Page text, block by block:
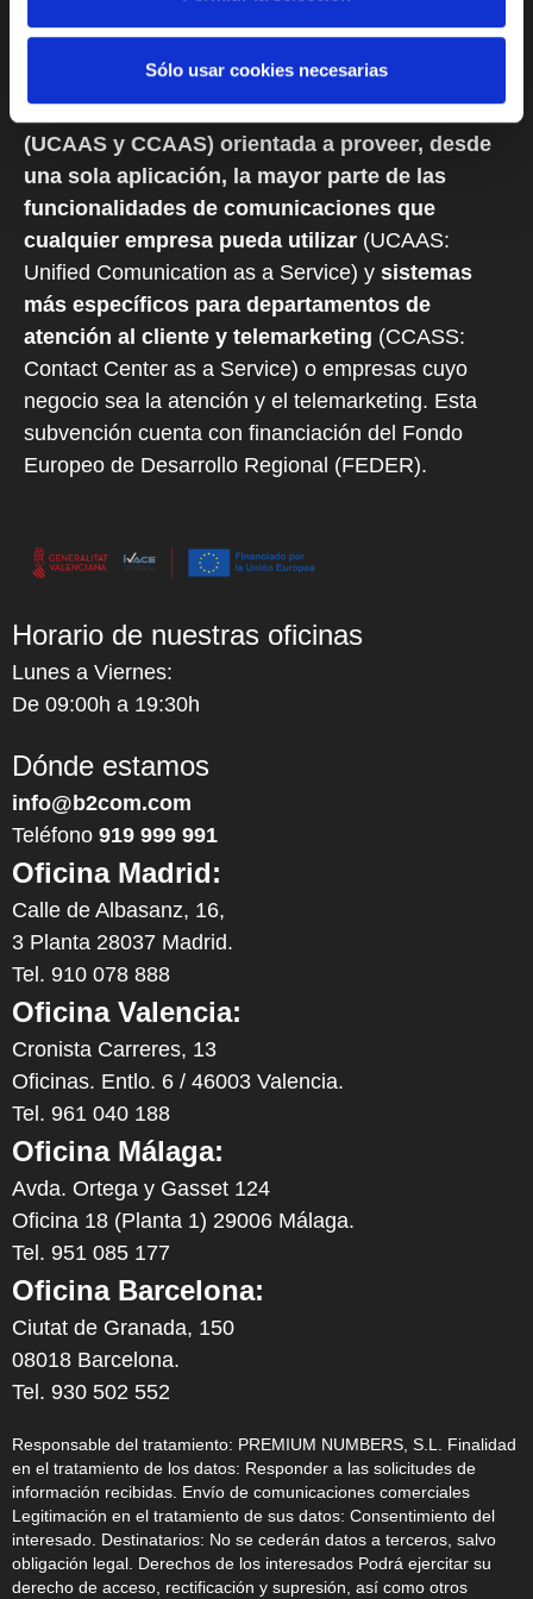
Sólo usar cookies necesarias
innovación de PYME (INNOVA-CV). El objetivo
principal del proyecto es eldesarrollo de una
herramienta de comunicaciones unificadas
(UCAAS y CCAAS) orientada a proveer, desde
una sola aplicación, la mayor parte de las
funcionalidades de comunicaciones que
cualquier empresa pueda utilizar (UCAAS:
Unified Comunication as a Service) y sistemas
más específicos para departamentos de
atención al cliente y telemarketing (CCASS:
Contact Center as a Service) o empresas cuyo
negocio sea la atención y el telemarketing. Esta
subvención cuenta con financiación del Fondo
Europeo de Desarrollo Regional (FEDER).
Horario de nuestras oficinas
Lunes a Viernes:
De 09:00h a 19:30h
Dónde estamos
info@b2com.com
Teléfono 919 999 991
Oficina Madrid:
Calle de Albasanz, 16,
3 Planta 28037 Madrid.
Tel. 910 078 888
Oficina Valencia:
Cronista Carreres, 13
Oficinas. Entlo. 6 / 46003 Valencia.
Tel. 961 040 188
Oficina Málaga:
Avda. Ortega y Gasset 124
Oficina 18 (Planta 1) 29006 Málaga.
Tel. 951 085 177
Oficina Barcelona:
Ciutat de Granada, 150
08018 Barcelona.
Tel. 930 502 552
Responsable del tratamiento: PREMIUM NUMBERS, S.L. Finalidad
en el tratamiento de los datos: Responder a las solicitudes de
información recibidas. Envío de comunicaciones comerciales
Legitimación en el tratamiento de sus datos: Consentimiento del
interesado. Destinatarios: No se cederán datos a terceros, salvo
obligación legal. Derechos de los interesados Podrá ejercitar su
derecho de acceso, rectificación y supresión, así como otros